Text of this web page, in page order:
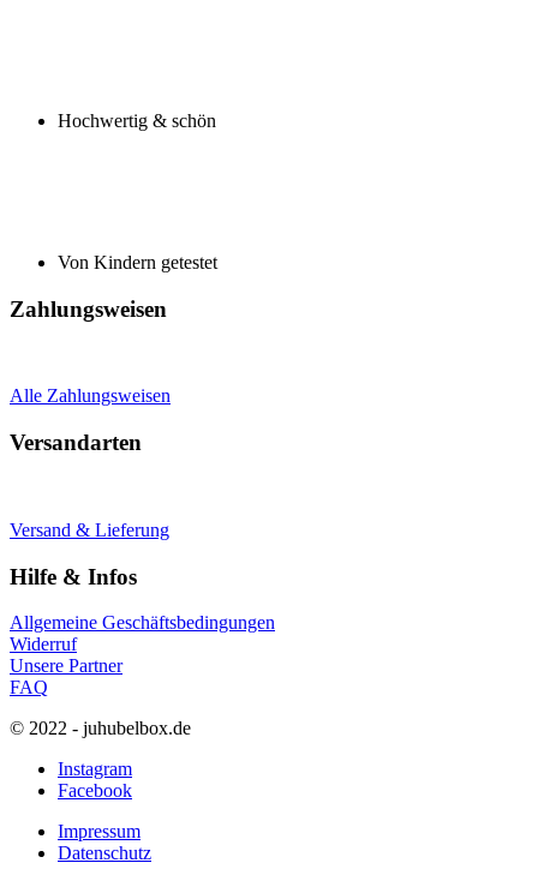
Hochwertig & schön
Von Kindern getestet
Zahlungsweisen
Alle Zahlungsweisen
Versandarten
Versand & Lieferung
Hilfe & Infos
Allgemeine Geschäftsbedingungen
Widerruf
Unsere Partner
FAQ
© 2022 - juhubelbox.de
Instagram
Facebook
Impressum
Datenschutz